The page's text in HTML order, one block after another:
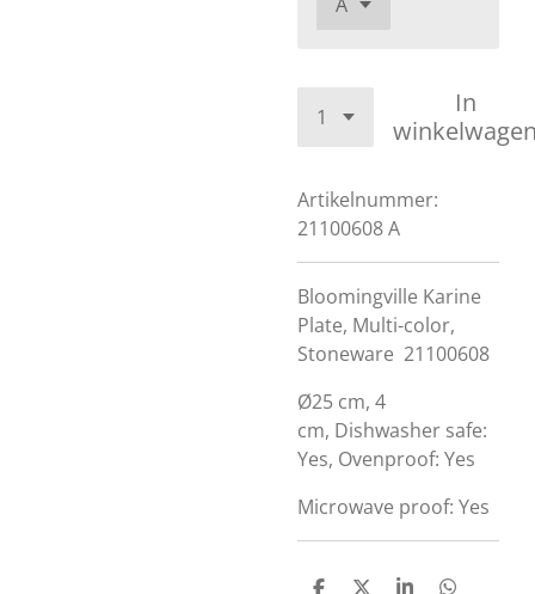
In
Artikelnummer:
21100608 A
Bloomingville Karine
Plate, Multi-color,
Stoneware 21100608
Ø25 cm, 4
cm, Dishwasher safe:
Yes, Ovenproof: Yes
Microwave proof: Yes